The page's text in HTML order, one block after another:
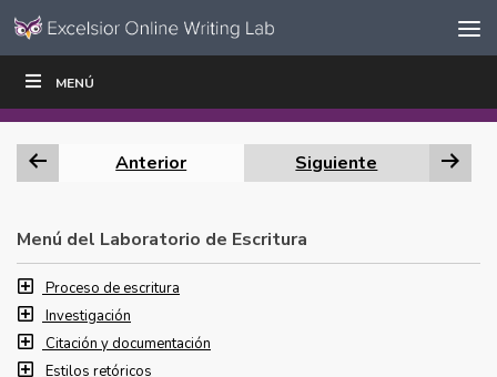
Ir al contenido
navegación
MENÚ
ESCRIBIR
Anterior Siguiente
Menú del Laboratorio de Escritura
Proceso de escritura
Investigación
Citación y documentación
Estilos retóricos